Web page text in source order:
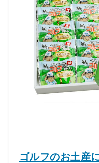
ゴルフのお土産